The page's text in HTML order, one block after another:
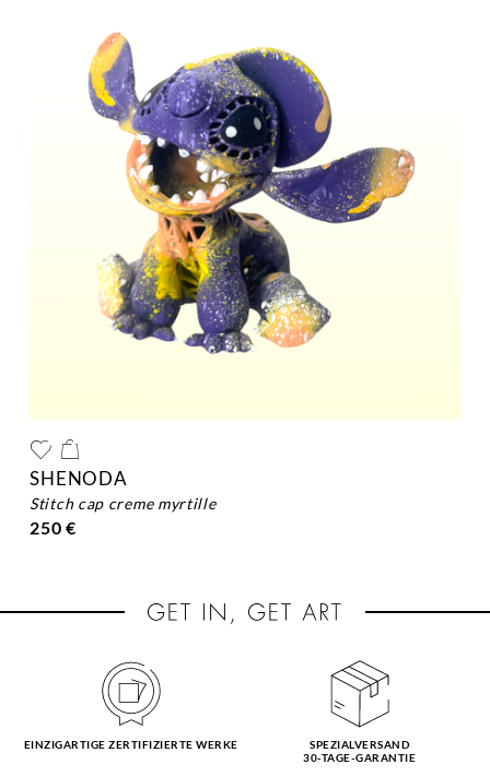
SHENODA
stitch cap creme myrtille
250 €
EINZIGARTIGE ZERTIFIZIERTE WERKE
SPEZIALVERSAND
30-TAGE-GARANTIE